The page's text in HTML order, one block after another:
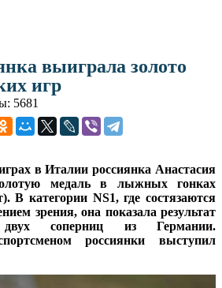
выиграла золото
игр
5681
в Италии россиянка Анастасия
медаль в лыжных гонках
В категории NS1, где состязаются
зрения, она показала результат
соперниц из Германии.
россиянки выступил